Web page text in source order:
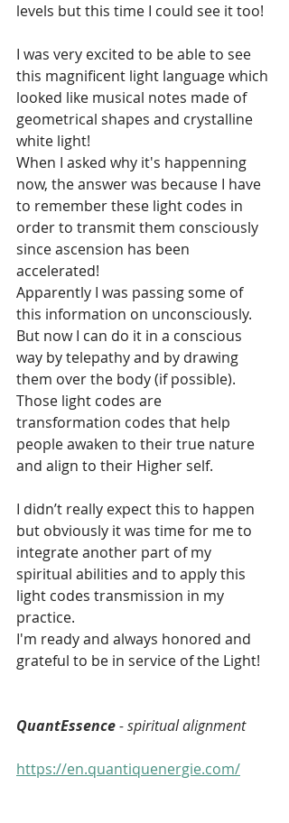
levels but this time I could see it too!
I was very excited to be able to see
this magnificent light language which
looked like musical notes made of
geometrical shapes and crystalline
white light!
When I asked why it's happenning
now, the answer was because I have
to remember these light codes in
order to transmit them consciously
since ascension has been
accelerated!
Apparently I was passing some of
this information on unconsciously.
But now I can do it in a conscious
way by telepathy and by drawing
them over the body (if possible).
Those light codes are
transformation codes that help
people awaken to their true nature
and align to their Higher self.
I didn’t really expect this to happen
but obviously it was time for me to
integrate another part of my
spiritual abilities and to apply this
light codes transmission in my
practice.
I'm ready and always honored and
grateful to be in service of the Light!
QuantEssence - spiritual alignment
https://en.quantiquenergie.com/